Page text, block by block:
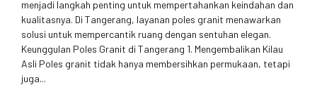
menjadi langkah penting untuk mempertahankan keindahan dan
kualitasnya. Di Tangerang, layanan poles granit menawarkan
solusi untuk mempercantik ruang dengan sentuhan elegan.
Keunggulan Poles Granit di Tangerang 1. Mengembalikan Kilau
Asli Poles granit tidak hanya membersihkan permukaan, tetapi
juga...